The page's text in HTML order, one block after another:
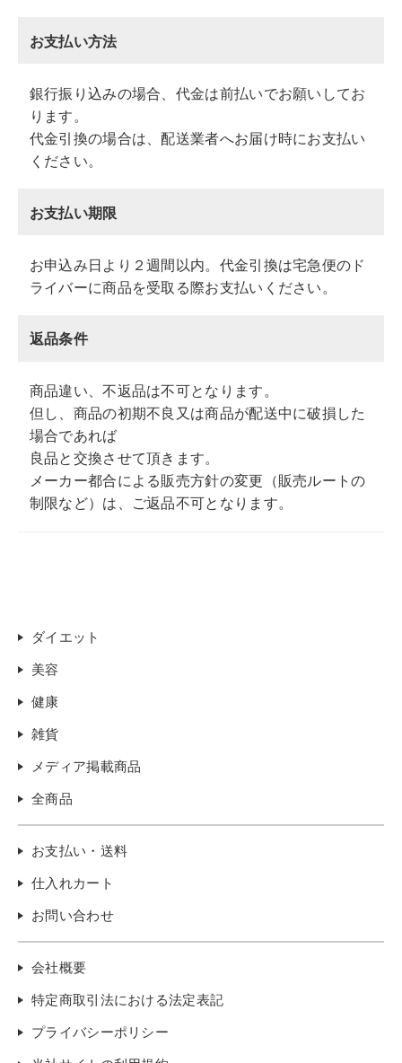
お支払い方法
銀行振り込みの場合、代金は前払いでお願いしてお
ります。
代金引換の場合は、配送業者へお届け時にお支払い
ください。
お支払い期限
お申込み日より２週間以内。代金引換は宅急便のド
ライバーに商品を受取る際お支払いください。
返品条件
商品違い、不返品は不可となります。
但し、商品の初期不良又は商品が配送中に破損した
場合であれば
良品と交換させて頂きます。
メーカー都合による販売方針の変更（販売ルートの
制限など）は、ご返品不可となります。
ダイエット
美容
健康
雑貨
メディア掲載商品
全商品
お支払い・送料
仕入れカート
お問い合わせ
会社概要
特定商取引法における法定表記
プライバシーポリシー